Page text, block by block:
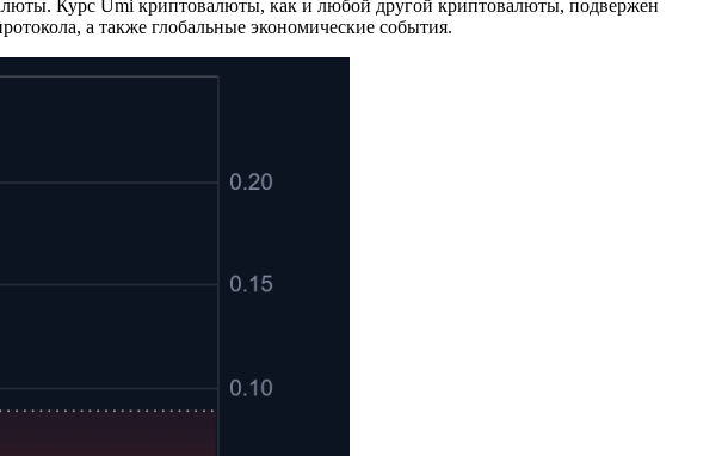
Курс Umi криптовалюты, как и любой другой криптовалюты, подвержен
а также глобальные экономические события.